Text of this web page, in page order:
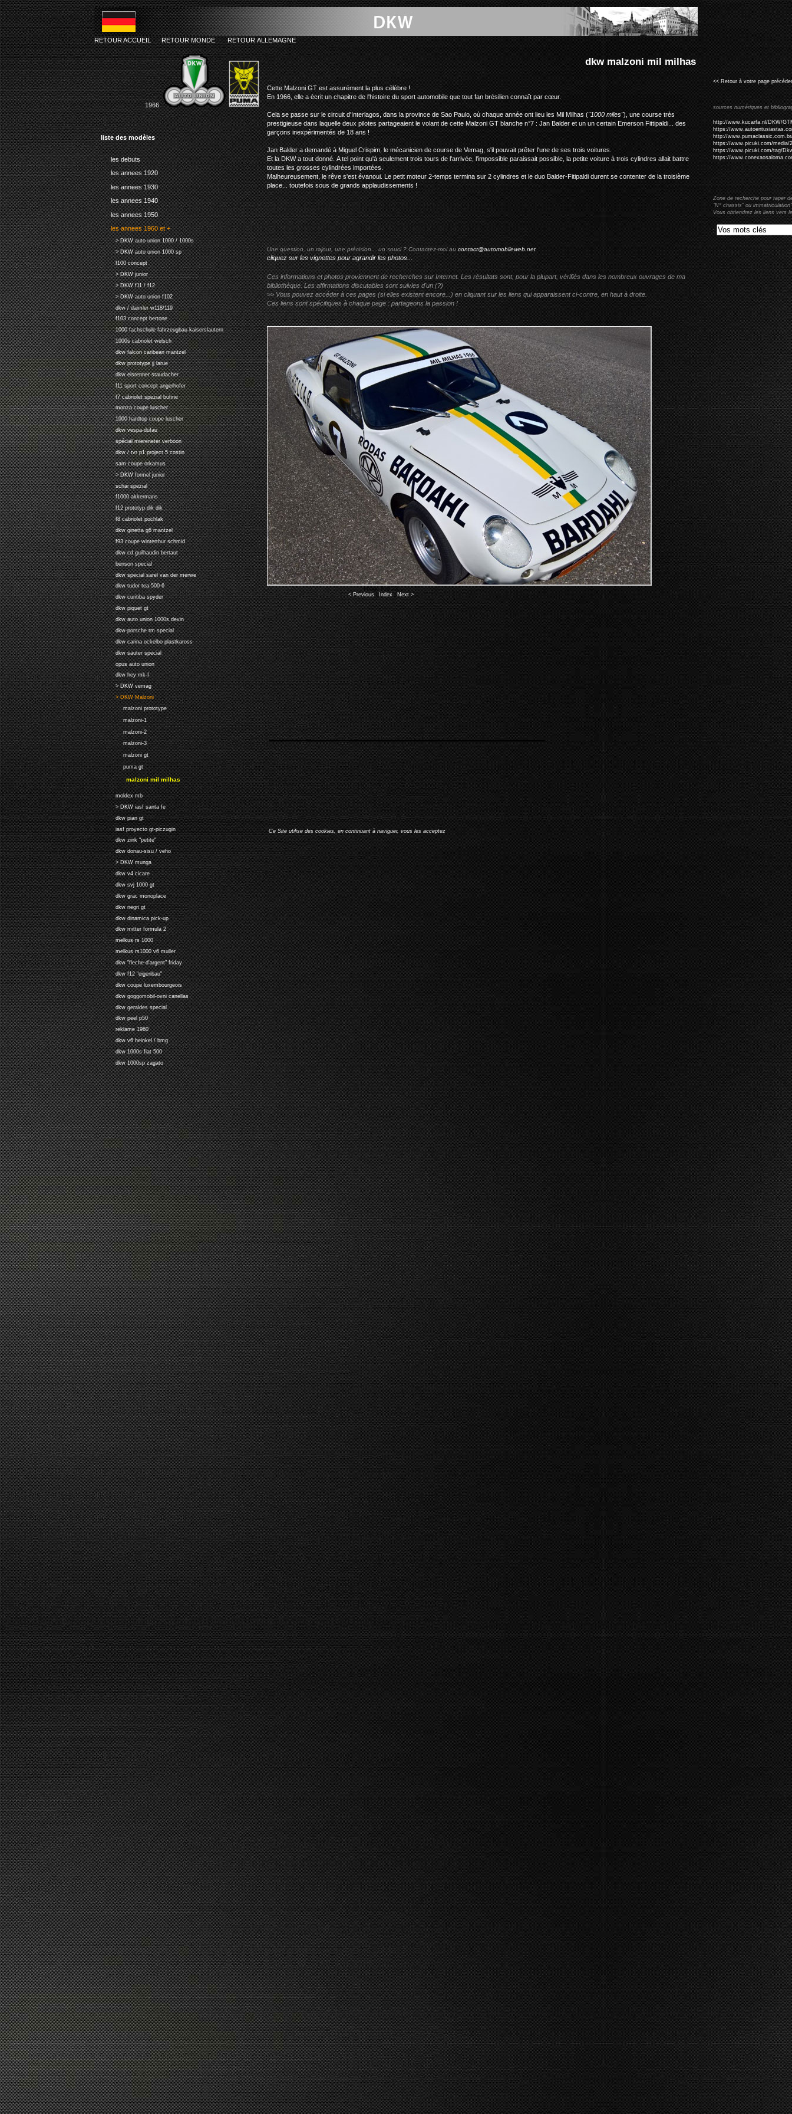
liste des modèles
les debuts
les annees 1920
les annees 1930
les annees 1940
les annees 1950
les annees 1960 et +
> DKW auto union 1000 / 1000s
> DKW auto union 1000 sp
f100 concept
> DKW junior
> DKW f11 / f12
> DKW auto union f102
dkw / daimler w118/119
f103 concept bertone
1000 fachschule fahrzeugbau kaiserslautern
1000s cabriolet welsch
dkw falcon caribean mantzel
dkw prototype jj larue
dkw eisrenner staudacher
f11 sport concept angerhofer
f7 cabriolet spezial buhne
monza coupe luscher
1000 hardtop coupe luscher
dkw vespa-dufau
spécial miereneter verboon
dkw / tvr p1 project 5 costin
sam coupe orkamus
> DKW formel junior
schai spezial
f1000 akkermans
f12 prototyp dik dik
f8 cabriolet pochlak
dkw ginetta g6 mantzel
f93 coupe winterthur schmid
dkw cd guilhaudin bertaut
benson special
dkw special sarel van der merwe
dkw tudor tea-500-6
dkw curitiba spyder
dkw piquet gt
dkw auto union 1000s devin
dkw-porsche tm special
dkw carina ockelbo plastkaross
dkw sauter special
opus auto union
dkw hey mk-I
> DKW vemag
> DKW Malzoni
malzoni prototype
malzoni-1
malzoni-2
malzoni-3
malzoni gt
puma gt
malzoni mil milhas
moldex mb
> DKW iasf santa fe
dkw pian gt
iasf proyecto gt-piczugin
dkw zink "petite"
dkw donau-sisu / veho
> DKW munga
dkw v4 cicare
dkw svj 1000 gt
dkw grac monoplace
dkw negri gt
dkw dinamica pick-up
dkw mitter formula 2
melkus rs 1000
melkus rs1000 v6 muller
dkw "fleche-d'argent" friday
dkw f12 "eigenbau"
dkw coupe luxembourgeois
dkw goggomobil-ovni canellas
dkw geraldes special
dkw peel p50
reklame 1960
dkw v6 heinkel / bmg
dkw 1000s fiat 500
dkw 1000sp zagato
dkw malzoni mil milhas
RETOUR ACCUEIL RETOUR MONDE RETOUR ALLEMAGNE
1966
Cette Malzoni GT est assurément la plus célèbre !
En 1966, elle a écrit un chapitre de l'histoire du sport automobile que tout fan brésilien connaît par cœur.
Cela se passe sur le circuit d'Interlagos, dans la province de Sao Paulo, où chaque année ont lieu les Mil Milhas ("1000 miles"), une course très
prestigieuse dans laquelle deux pilotes partageaient le volant de cette Malzoni GT blanche n°7 : Jan Balder et un un certain Emerson Fittipaldi... des
garçons inexpérimentés de 18 ans !
Jan Balder a demandé à Miguel Crispim, le mécanicien de course de Vemag, s'il pouvait prêter l'une de ses trois voitures.
Et la DKW a tout donné. A tel point qu'à seulement trois tours de l'arrivée, l'impossible paraissait possible, la petite voiture à trois cylindres allait battre
toutes les grosses cylindrées importées.
Malheureusement, le rêve s'est évanoui. Le petit moteur 2-temps termina sur 2 cylindres et le duo Balder-Fitipaldi durent se contenter de la troisième
place... toutefois sous de grands applaudissements !
Une question, un rajout, une précision... un souci ? Contactez-moi aucontact@automobileweb.net
cliquez sur les vignettes pour agrandir les photos...
Ces informations et photos proviennent de recherches sur Internet. Les résultats sont, pour la plupart, vérifiés dans les nombreux ouvrages de ma
bibliothèque. Les affirmations discutables sont suivies d'un (?)
>> Vous pouvez accéder à ces pages (si elles existent encore...) en cliquant sur les liens qui apparaissent ci-contre, en haut à droite.
Ces liens sont spécifiques à chaque page : partageons la passion !
Image 8 of 23
< Previous| Index|Next >
Ce Site utilise des cookies, en continuant à naviguer, vous les acceptez
<< Retour à votre page
sources numériques et
http://www.kucarfa.nl/DKW/
https://
http://
https://www.picuki.com/media/
https://www.picuki.com/tag/
https://
Zone de recherche pour taper
"N° chassis" ou
Vous obtiendrez les liens vers
: